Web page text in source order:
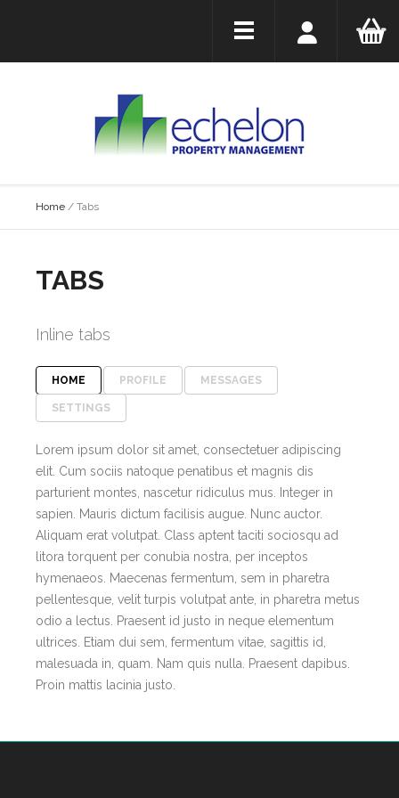
Home / Tabs
TABS
Inline tabs
HOME PROFILE MESSAGES
SETTINGS
Lorem ipsum dolor sit amet, consectetuer adipiscing
elit. Cum sociis natoque penatibus et magnis dis
parturient montes, nascetur ridiculus mus. Integer in
sapien. Mauris dictum facilisis augue. Nunc auctor.
Aliquam erat volutpat. Class aptent taciti sociosqu ad
litora torquent per conubia nostra, per inceptos
hymenaeos. Maecenas fermentum, sem in pharetra
pellentesque, velit turpis volutpat ante, in pharetra metus
odio a lectus. Praesent id justo in neque elementum
ultrices. Etiam dui sem, fermentum vitae, sagittis id,
malesuada in, quam. Nam quis nulla. Praesent dapibus.
Proin mattis lacinia justo.